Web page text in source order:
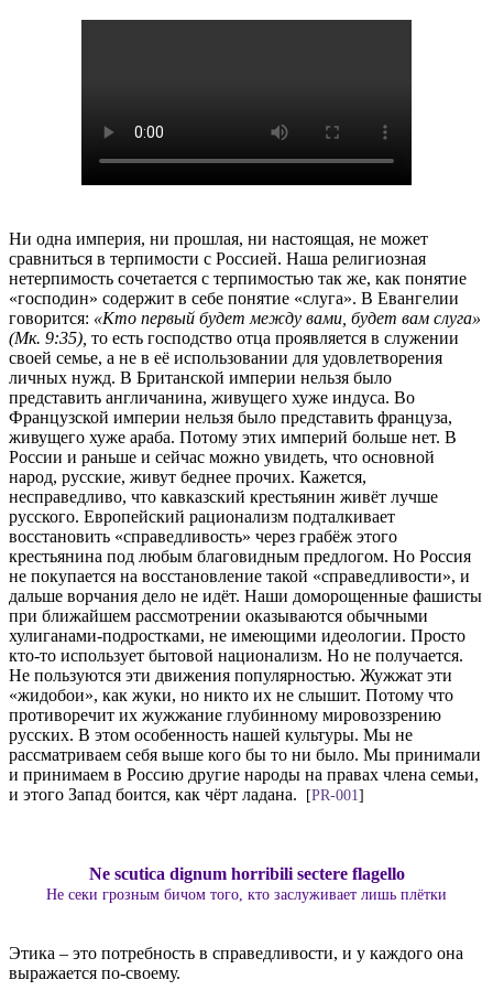
Ни одна империя, ни прошлая, ни настоящая, не может
сравниться в терпимости с Россией. Наша религиозная
нетерпимость сочетается с терпимостью так же, как понятие
«господин» содержит в себе понятие «слуга». В Евангелии
говорится: «Кто первый будет между вами, будет вам слуга»
(Мк. 9:35), то есть господство отца проявляется в служении
своей семье, а не в её использовании для удовлетворения
личных нужд. В Британской империи нельзя было
представить англичанина, живущего хуже индуса. Во
Французской империи нельзя было представить француза,
живущего хуже араба. Потому этих империй больше нет. В
России и раньше и сейчас можно увидеть, что основной
народ, русские, живут беднее прочих. Кажется,
несправедливо, что кавказский крестьянин живёт лучше
русского. Европейский рационализм подталкивает
восстановить «справедливость» через грабёж этого
крестьянина под любым благовидным предлогом. Но Россия
не покупается на восстановление такой «справедливости», и
дальше ворчания дело не идёт. Наши доморощенные фашисты
при ближайшем рассмотрении оказываются обычными
хулиганами-подростками, не имеющими идеологии. Просто
кто-то использует бытовой национализм. Но не получается.
Не пользуются эти движения популярностью. Жужжат эти
«жидобои», как жуки, но никто их не слышит. Потому что
противоречит их жужжание глубинному мировоззрению
русских. В этом особенность нашей культуры. Мы не
рассматриваем себя выше кого бы то ни было. Мы принимали
и принимаем в Россию другие народы на правах члена семьи,
и этого Запад боится, как чёрт ладана.
[PR-001 ]
Ne scutica dignum horribili sectere flagello
Не секи грозным бичом того, кто заслуживает лишь плётки
Этика – это потребность в справедливости, и у каждого она
выражается по-своему.